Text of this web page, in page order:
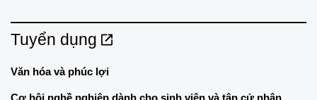
Tuyển dụng
Văn hóa và phúc lợi
Cơ hội nghề nghiệp dành cho sinh viên và tân cử nhân